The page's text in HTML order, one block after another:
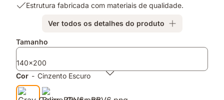
Montagem
com
incluídas.
2:
intemporal
elegante.
USP
com
de
qualidade.
Estrutura fabricada com materiais de qualidade.
Ver todos os detalhes do produto
Complementos
Tamanho
140x200
Cor - Cinzento Escuro